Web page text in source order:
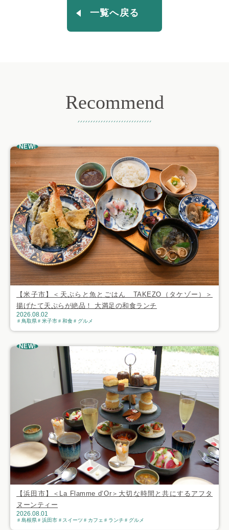
一覧へ戻る
Recommend
NEW!
【米子市】＜天ぷらと魚とごはん TAKEZO（タケゾー）＞
揚げたて天ぷらが絶品！ 大満足の和食ランチ
2026.08.02
鳥取県 米子市 和食 グルメ
NEW!
【浜田市】＜La Flamme d‘Or＞大切な時間と共にするアフタ
ヌーンティー
2026.08.01
島根県 浜田市 スイーツ カフェ ランチ グルメ